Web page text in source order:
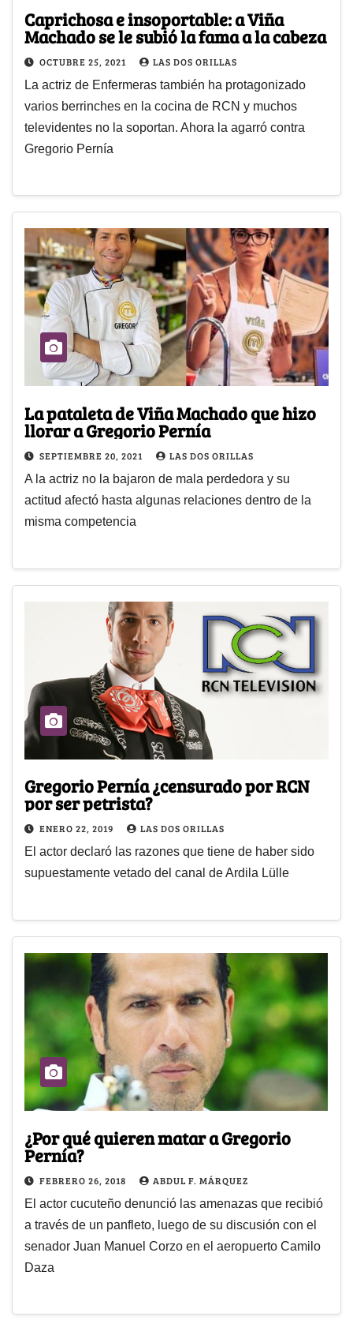
Caprichosa e insoportable: a Viña
Machado se le subió la fama a la cabeza
OCTUBRE 25, 2021 LAS DOS ORILLAS
La actriz de Enfermeras también ha protagonizado
varios berrinches en la cocina de RCN y muchos
televidentes no la soportan. Ahora la agarró contra
Gregorio Pernía
La pataleta de Viña Machado que hizo
llorar a Gregorio Pernía
SEPTIEMBRE 20, 2021 LAS DOS ORILLAS
A la actriz no la bajaron de mala perdedora y su
actitud afectó hasta algunas relaciones dentro de la
misma competencia
Gregorio Pernía ¿censurado por RCN
por ser petrista?
ENERO 22, 2019 LAS DOS ORILLAS
El actor declaró las razones que tiene de haber sido
supuestamente vetado del canal de Ardila Lülle
¿Por qué quieren matar a Gregorio
Pernía?
FEBRERO 26, 2018 ABDUL F. MÁRQUEZ
El actor cucuteño denunció las amenazas que recibió
a través de un panfleto, luego de su discusión con el
senador Juan Manuel Corzo en el aeropuerto Camilo
Daza